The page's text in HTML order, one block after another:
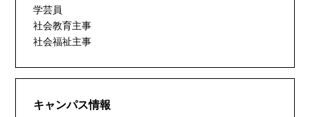
学芸員
社会教育主事
社会福祉主事
キャンパス情報